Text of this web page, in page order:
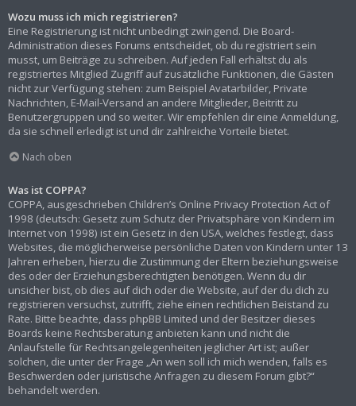
Wozu muss ich mich registrieren?
Eine Registrierung ist nicht unbedingt zwingend. Die Board-
Administration dieses Forums entscheidet, ob du registriert sein
musst, um Beiträge zu schreiben. Auf jeden Fall erhältst du als
registriertes Mitglied Zugriff auf zusätzliche Funktionen, die Gästen
nicht zur Verfügung stehen: zum Beispiel Avatarbilder, Private
Nachrichten, E-Mail-Versand an andere Mitglieder, Beitritt zu
Benutzergruppen und so weiter. Wir empfehlen dir eine Anmeldung,
da sie schnell erledigt ist und dir zahlreiche Vorteile bietet.
Nach oben
Was ist COPPA?
COPPA, ausgeschrieben Children’s Online Privacy Protection Act of
1998 (deutsch: Gesetz zum Schutz der Privatsphäre von Kindern im
Internet von 1998) ist ein Gesetz in den USA, welches festlegt, dass
Websites, die möglicherweise persönliche Daten von Kindern unter 13
Jahren erheben, hierzu die Zustimmung der Eltern beziehungsweise
des oder der Erziehungsberechtigten benötigen. Wenn du dir
unsicher bist, ob dies auf dich oder die Website, auf der du dich zu
registrieren versuchst, zutrifft, ziehe einen rechtlichen Beistand zu
Rate. Bitte beachte, dass phpBB Limited und der Besitzer dieses
Boards keine Rechtsberatung anbieten kann und nicht die
Anlaufstelle für Rechtsangelegenheiten jeglicher Art ist; außer
solchen, die unter der Frage „An wen soll ich mich wenden, falls es
Beschwerden oder juristische Anfragen zu diesem Forum gibt?“
behandelt werden.